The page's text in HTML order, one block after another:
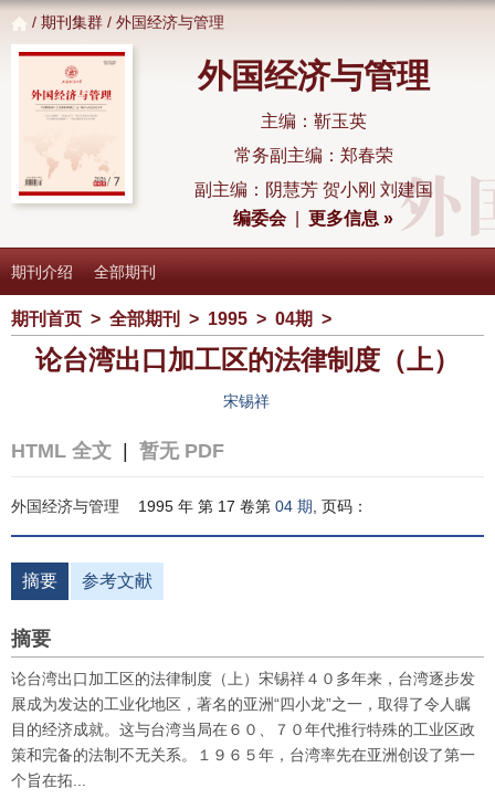
/ 期刊集群 / 外国经济与管理
外国经济与管理
主编：靳玉英
常务副主编：郑春荣
副主编：阴慧芳 贺小刚 刘建国
编委会|更多信息 »
期刊介绍 全部期刊
期刊首页 > 全部期刊 > 1995 > 04期 >
论台湾出口加工区的法律制度（上）
宋锡祥
HTML 全文 暂无 PDF
外国经济与管理 1995 年 第 17 卷第 04 期 , 页码：
摘要 参考文献
摘要
论台湾出口加工区的法律制度（上）宋锡祥４０多年来，台湾逐步发
展成为发达的工业化地区，著名的亚洲“四小龙”之一，取得了令人瞩
目的经济成就。这与台湾当局在６０、７０年代推行特殊的工业区政
策和完备的法制不无关系。１９６５年，台湾率先在亚洲创设了第一
个旨在拓...